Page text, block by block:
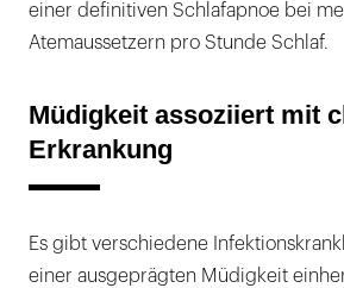
einer definitiven Schlafapnoe bei
Atemaussetzern pro Stunde Schlaf.
Müdigkeit assoziiert mit
Erkrankung
Es gibt verschiedene
einer ausgeprägten Müdigkeit